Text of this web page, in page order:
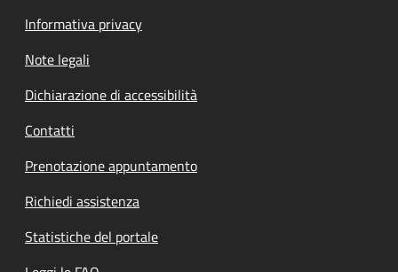
Informativa privacy
Note legali
Dichiarazione di accessibilità
Contatti
Prenotazione appuntamento
Richiedi assistenza
Statistiche del portale